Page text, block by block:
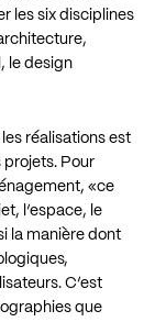
les six disciplines
le design
réalisations est
projets. Pour
«ce
l’espace, le
la manière dont
C’est
que